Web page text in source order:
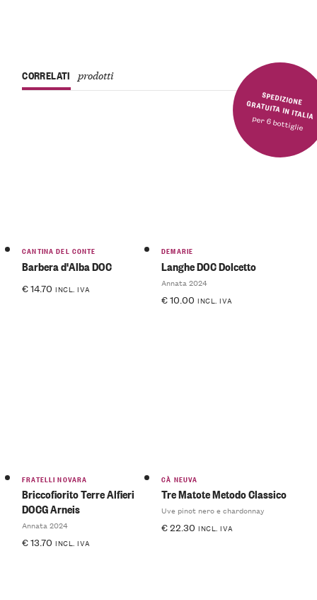
SPEDIZIONE GRATUITA IN ITALIA
per 6 bottiglie
CORRELATI prodotti
CANTINA DEL CONTE
Barbera d'Alba DOC
€14.70 INCL. IVA
DEMARIE
Langhe DOC Dolcetto
Annata 2024
€10.00 INCL. IVA
FRATELLI NOVARA
Briccofiorito Terre Alfieri
DOCG Arneis
Annata 2024
€13.70 INCL. IVA
CÀ NEUVA
Tre Matote Metodo Classico
Uve pinot nero e chardonnay
€22.30 INCL. IVA